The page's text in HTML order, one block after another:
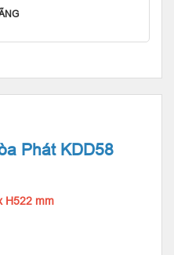
Phát KDD58
H522 mm